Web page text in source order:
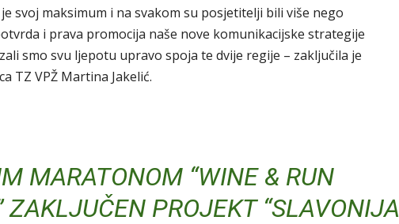
svoj maksimum i na svakom su posjetitelji bili više nego
i prava promocija naše nove komunikacijske strategije
smo svu ljepotu upravo spoja te dvije regije – zaključila je
TZ VPŽ Martina Jakelić.
MARATONOM “WINE & RUN
ZAKLJUČEN PROJEKT “SLAVONIJA